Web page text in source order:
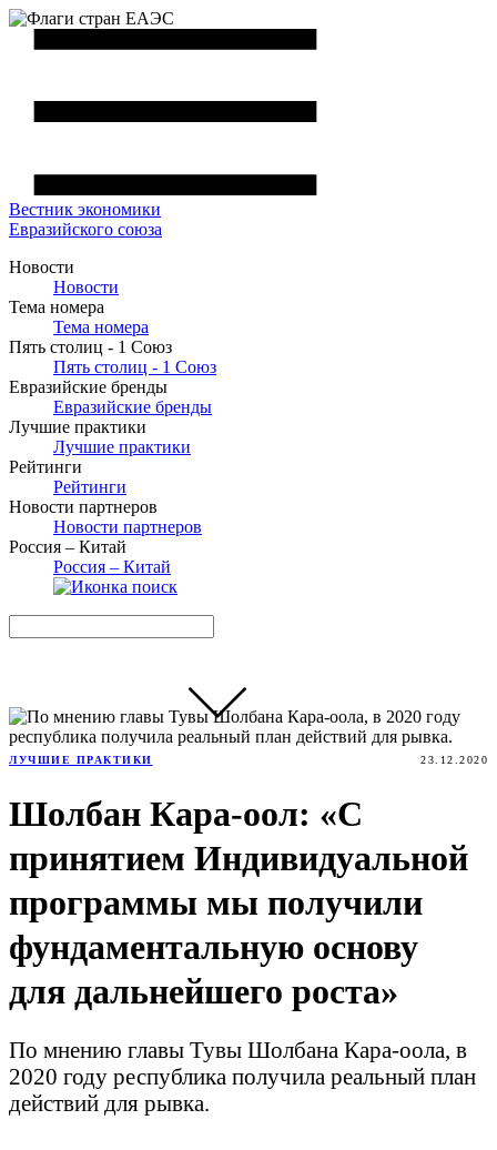
Вестник экономики
Евразийского союза
Новости
Новости
Тема номера
Тема номера
Пять столиц - 1 Союз
Пять столиц - 1 Союз
Евразийские бренды
Евразийские бренды
Лучшие практики
Лучшие практики
Рейтинги
Рейтинги
Новости партнеров
Новости партнеров
Россия – Китай
Россия – Китай
ЛУЧШИЕ ПРАКТИКИ 23.12.2020
Шолбан Кара-оол: «С
принятием Индивидуальной
программы мы получили
фундаментальную основу
для дальнейшего роста»
По мнению главы Тувы Шолбана Кара-оола, в
2020 году республика получила реальный план
действий для рывка.